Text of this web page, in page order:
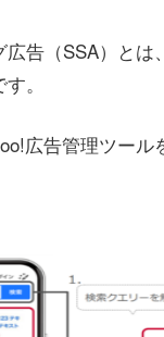
告（SSA）と
。
広告管理ツー